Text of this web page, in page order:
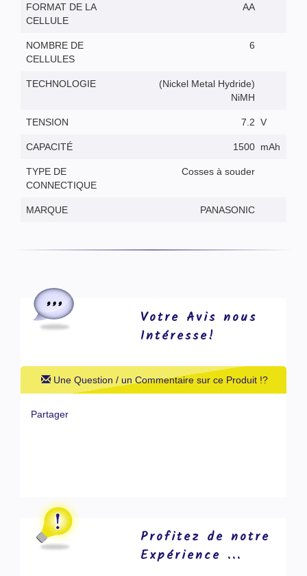
FORMAT DE LA
CELLULE
AA
NOMBRE DE
CELLULES
6
TECHNOLOGIE
(Nickel Metal Hydride)
NiMH
TENSION 7.2 V
CAPACITÉ 1500 mAh
TYPE DE
CONNECTIQUE
Cosses à souder
MARQUE PANASONIC
Votre Avis nous
Intéresse!
Une Question / un Commentaire sur ce Produit !?
Partager
Profitez de notre
Expérience ...